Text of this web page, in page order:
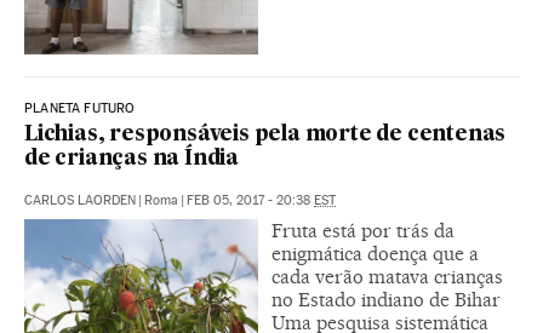
PLANETA FUTURO
Lichias, responsáveis pela morte de centenas
de crianças na Índia
CARLOS LAORDEN | Roma | FEB 05, 2017 - 20:38 EST
Fruta está por trás da
enigmática doença que a
cada verão matava crianças
no Estado indiano de Bihar
Uma pesquisa sistemática